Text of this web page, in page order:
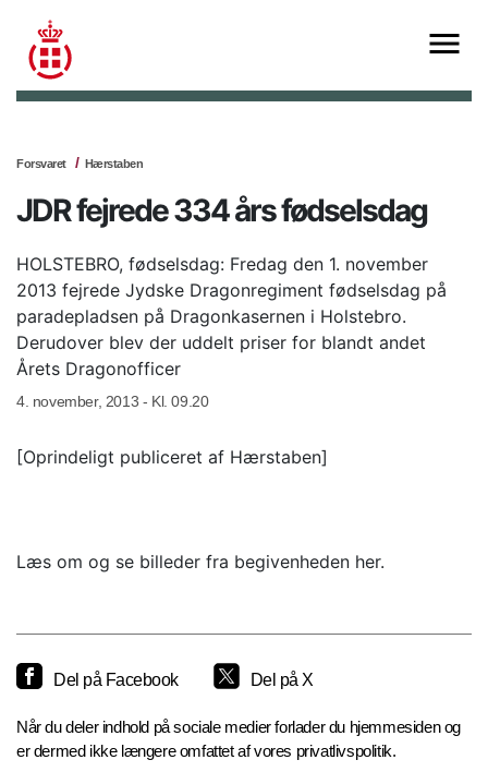
Forsvaret Hærstaben
JDR fejrede 334 års fødselsdag
HOLSTEBRO, fødselsdag: Fredag den 1. november
2013 fejrede Jydske Dragonregiment fødselsdag på
paradepladsen på Dragonkasernen i Holstebro.
Derudover blev der uddelt priser for blandt andet
Årets Dragonofficer
4. november, 2013 - Kl. 09.20
[Oprindeligt publiceret af Hærstaben]
Læs om og se billeder fra begivenheden her.
Del på Facebook Del på X
Når du deler indhold på sociale medier forlader du hjemmesiden og
er dermed ikke længere omfattet af vores privatlivspolitik.